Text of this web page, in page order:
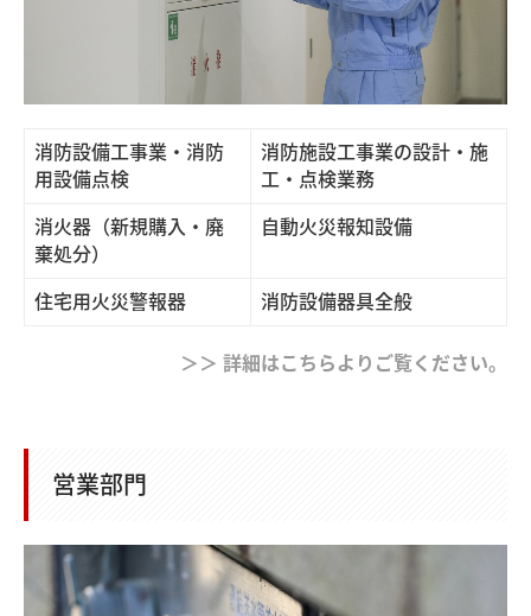
消防設備工事業・消防
用設備点検
消防施設工事業の設計・施
工・点検業務
消火器（新規購入・廃
棄処分）
自動火災報知設備
住宅用火災警報器 消防設備器具全般
＞＞ 詳細はこちらよりご覧ください。
営業部門